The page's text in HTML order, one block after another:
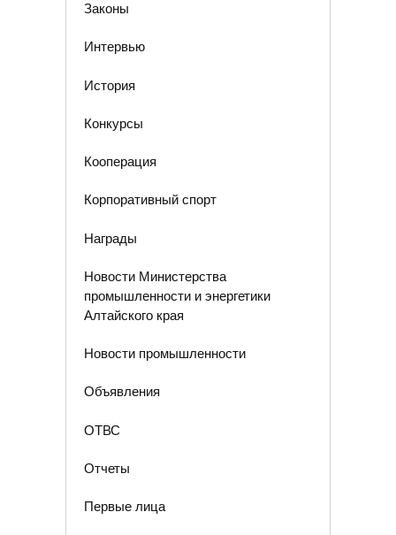
Законы
Интервью
История
Конкурсы
Кооперация
Корпоративный спорт
Награды
Новости Министерства
промышленности и энергетики
Алтайского края
Новости промышленности
Объявления
ОТВС
Отчеты
Первые лица